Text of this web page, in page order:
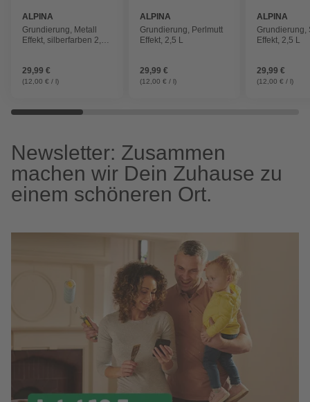
ALPINA
Grundierung, Metall
Effekt, silberfarben 2,5
29,99 €
(12,00 € / l)
ALPINA
Grundierung, Perlmutt
Effekt, 2,5 L
29,99 €
(12,00 € / l)
ALPINA
Grundierung,
Effekt, 2,5 L
29,99 €
(12,00 € / l)
Newsletter: Zusammen
machen wir Dein Zuhause zu
einem schöneren Ort.